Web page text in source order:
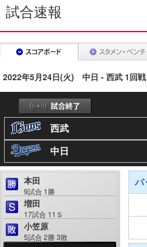
試合速報
2022年5月24日(火) 中日 - 西武 1回
西武
中日
本田
9試合 1勝
増田
17試合 11Ｓ
小笠原
5試合 2勝 3敗
バ